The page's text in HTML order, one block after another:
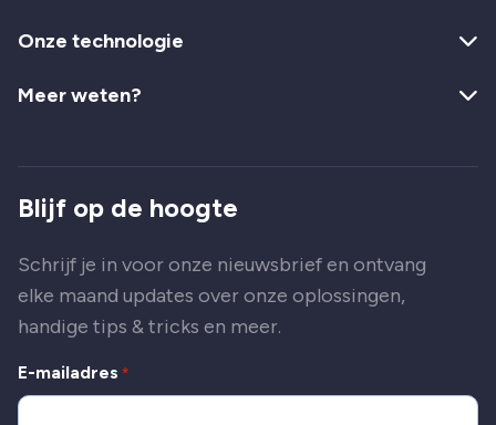
Onze technologie
Meer weten?
Blijf op de hoogte
Schrijf je in voor onze nieuwsbrief en ontvang
elke maand updates over onze oplossingen,
handige tips & tricks en meer.
E-mailadres *